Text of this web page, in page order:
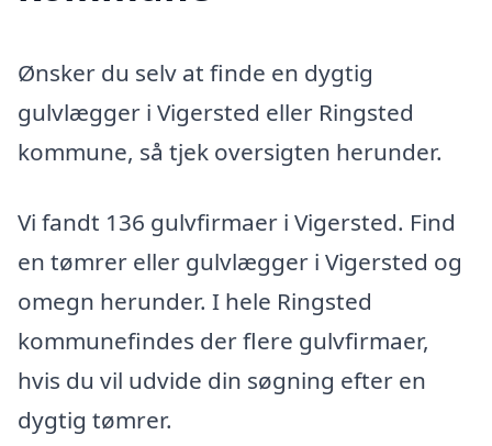
Ønsker du selv at finde en dygtig
gulvlægger i Vigersted eller Ringsted
kommune, så tjek oversigten herunder.
Vi fandt 136 gulvfirmaer i Vigersted. Find
en tømrer eller gulvlægger i Vigersted og
omegn herunder. I hele Ringsted
kommunefindes der flere gulvfirmaer,
hvis du vil udvide din søgning efter en
dygtig tømrer.